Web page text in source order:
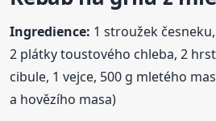
Ingredience: 1 stroužek
2 plátky toustového chleba, 2
cibule, 1 vejce, 500 g mletého
a hovězího masa)